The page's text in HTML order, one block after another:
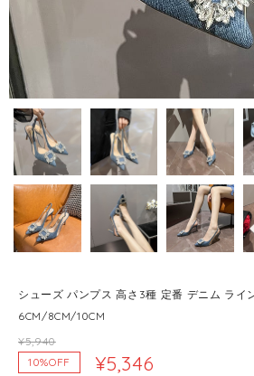
シューズ パンプス 高さ3種 定番 デニム ライ
6CM/8CM/10CM
¥5,940
10%OFF
¥5,346